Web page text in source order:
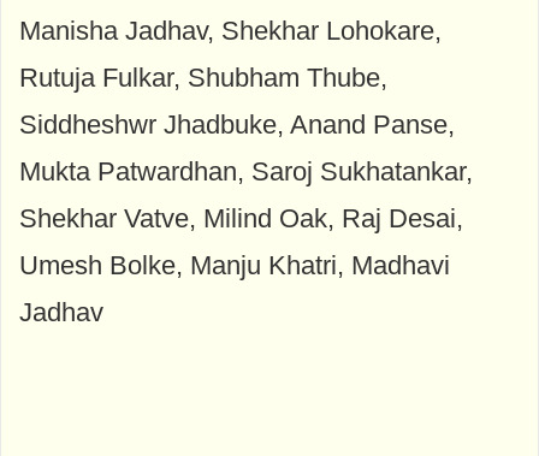
Manisha Jadhav, Shekhar Lohokare,
Rutuja Fulkar, Shubham Thube,
Siddheshwr Jhadbuke, Anand Panse,
Mukta Patwardhan, Saroj Sukhatankar,
Shekhar Vatve, Milind Oak, Raj Desai,
Umesh Bolke, Manju Khatri, Madhavi
Jadhav